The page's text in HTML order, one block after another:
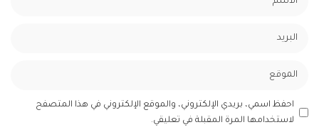
احفظ اسمي، بريدي الإلكتروني، والموقع الإلكتروني في هذا المتصفح
لاستخدامها المرة المقبلة في تعليقي.